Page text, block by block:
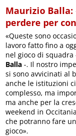
Maurizio Balla:
perdere per
«Queste sono
lavoro fatto fino a
nel gioco di
Balla -. Il nostro
si sono avvicinati al
anche le istituzioni
complesso, ma
ma anche per la
weekend in
che potranno fare
gioco».